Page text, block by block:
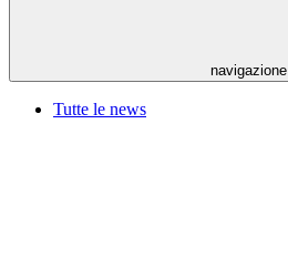
navigazione
Tutte le news